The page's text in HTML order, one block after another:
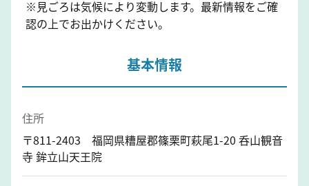
※見ごろは気候により変動します。最新情報をご確
認の上でお出かけください。
基本情報
住所
〒811-2403 福岡県糟屋郡篠栗町萩尾1-20 呑山観音
寺 鉾立山天王院